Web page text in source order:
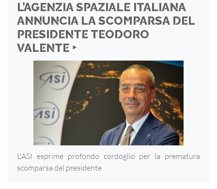
L’AGENZIA SPAZIALE ITALIANA
ANNUNCIA LA SCOMPARSA DEL
PRESIDENTE TEODORO
VALENTE ‣
L'ASI esprime profondo cordoglio per la prematura
scomparsa del presidente